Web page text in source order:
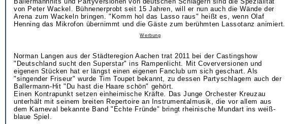
von Peter Wackel. Bühnenerprobt seit 15 Jahren, will er nun auch die Wände der
Arena zum Wackeln bringen. "Komm hol das Lasso raus" heißt es, wenn Olaf
Henning das Mikrofon übernimmt und die Gäste zum berühmten Lassotanz animiert.
Werbung
Norman Langen aus der Städteregion Aachen trat 2011 bei der Castingshow
"Deutschland sucht den Superstar" ins Rampenlicht. Mit Coverversionen und
eigenen Stücken hat er längst einen eigenen Fanclub um sich geschart. Als
"singender Friseur" wurde Tim Toupet bekannt, zu dessen Partyschlagern auch der
Ballermann-Hit "Du hast die Haare schön" gehört.
Einen Kontrapunkt setzen einheimische Kräfte. Das Junge Orchester Kreuzau
unterhält mit seinem breiten Repertoire an Instrumentalmusik, die vor allem aus
dem Karneval bekannte Band "Echte Fründe" bringt rheinische Mundart ins weiß-
blaue Spiel.